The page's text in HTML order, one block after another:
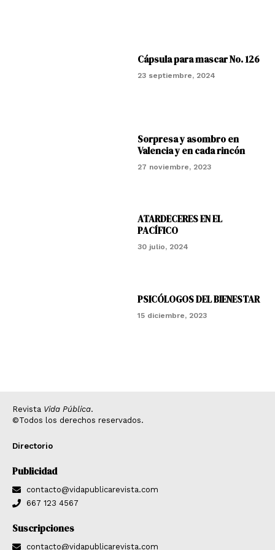
Cápsula para mascar No. 126
23 septiembre, 2024
Sorpresa y asombro en
Valencia y en cada rincón
27 noviembre, 2023
ATARDECERES EN EL
PACÍFICO
30 julio, 2024
PSICÓLOGOS DEL BIENESTAR
15 diciembre, 2023
Revista Vida Pública.
©Todos los derechos reservados.
Directorio
Publicidad
contacto@vidapublicarevista.com
667 123 4567
Suscripciones
contacto@vidapublicarevista.com